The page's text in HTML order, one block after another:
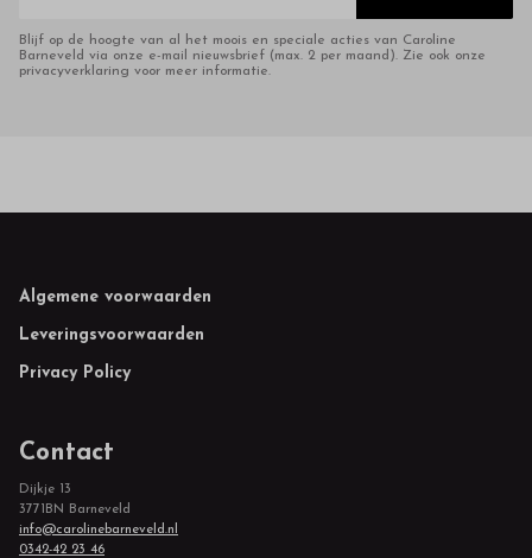
Blijf op de hoogte van al het moois en speciale acties van Caroline
Barneveld via onze e-mail nieuwsbrief (max. 2 per maand). Zie ook onze
privacyverklaring voor meer informatie.
Footer
Algemene voorwaarden
Leveringsvoorwaarden
Privacy Policy
Contact
Dijkje 13
3771BN Barneveld
info@carolinebarneveld.nl
0342-42 23 46